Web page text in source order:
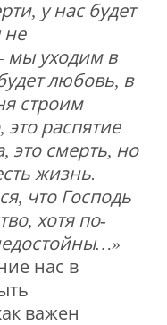
у нас будет
не
мы уходим в
любовь, в
строим
это распятие
это смерть, но
жизнь.
что Господь
хотя по-
нас в
важен